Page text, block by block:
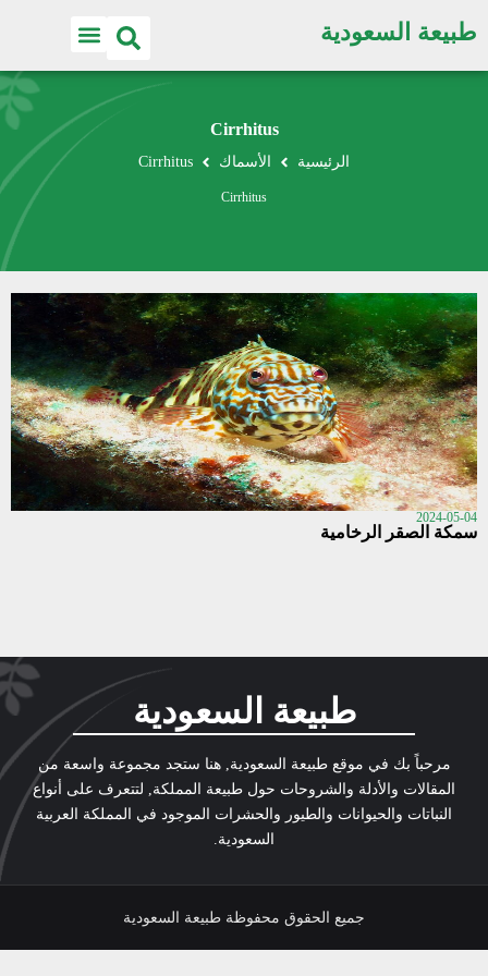
طبيعة السعودية
Cirrhitus
الرئيسية الأسماك Cirrhitus
Cirrhitus
2024-05-04
سمكة الصقر الرخامية
طبيعة السعودية
مرحباً بك في موقع طبيعة السعودية, هنا ستجد مجموعة واسعة من
المقالات والأدلة والشروحات حول طبيعة المملكة, لتتعرف على أنواع
النباتات والحيوانات والطيور والحشرات الموجود في المملكة العربية
السعودية.
جميع الحقوق محفوظة طبيعة السعودية